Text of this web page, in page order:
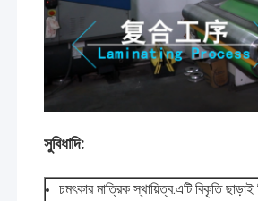
সুবিধাদি:
চমৎকার মাত্রিক স্থায়িত্ব.এটি বিকৃতি